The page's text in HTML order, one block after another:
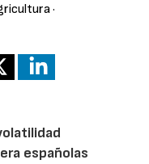
·
españolas